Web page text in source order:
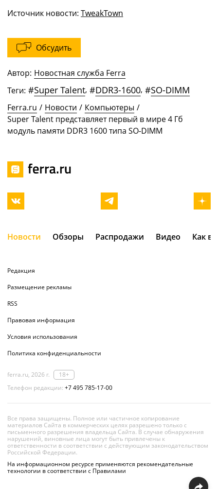
Источник новости: TweakTown
Обсудить
Автор: Новостная служба Ferra
Теги: #Super Talent, #DDR3-1600, #SO-DIMM
Ferra.ru / Новости / Компьютеры /
Super Talent представляет первый в мире 4 Гб
модуль памяти DDR3 1600 типа SO-DIMM
Новости Обзоры Распродажи Видео Как
Редакция
Размещение рекламы
RSS
Правовая информация
Условия использования
Политика конфиденциальности
ferra.ru, 2026 г.
18+
Телефон редакции: +7 495 785-17-00
Все права защищены. Полное или частичное копирование
материалов Сайта в коммерческих целях разрешено только с
письменного разрешения владельца Сайта. В случае обнаружения
нарушений, виновные лица могут быть привлечены к
ответственности в соответствии с действующим законодательством
Российской Федерации.
На информационном ресурсе применяются рекомендательные
технологии в соответствии с Правилами